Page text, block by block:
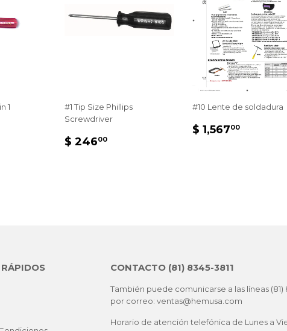
1
#1 Tip Size Phillips
Screwdriver
PRECIO
$ 24600
#10 Lente de soldadura
PRECIO
$ 1,56700
CONTACTO (81) 8345-3811
También puede comunicarse a las líneas (81)
por correo: ventas@hemusa.com
Horario de atención telefónica de Lunes a